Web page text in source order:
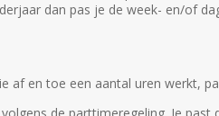
dan pas je de week- en/of
af en toe een aantal uren werkt,
de parttimeregeling. Je